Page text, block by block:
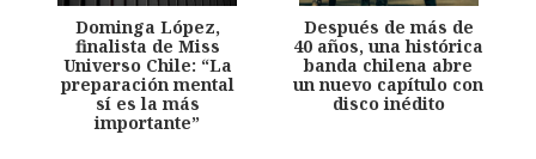
Dominga López,
finalista de Miss
Universo Chile: “La
preparación mental
sí es la más
importante”
Después de más de
40 años, una histórica
banda chilena abre
un nuevo capítulo con
disco inédito